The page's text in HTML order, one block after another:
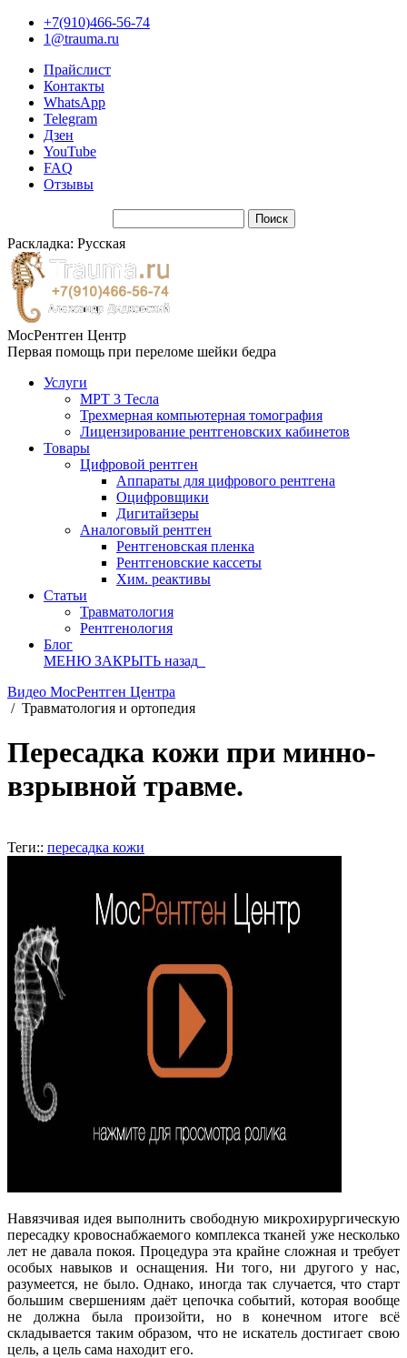
+7(910)466-56-74
1@trauma.ru
Прайслист
Контакты
WhatsApp
Telegram
Дзен
YouTube
FAQ
Отзывы
Раскладка: Русская
МосРентген Центр
Первая помощь при переломе шейки бедра
Услуги
МРТ 3 Тесла
Трехмерная компьютерная томография
Лицензирование рентгеновских кабинетов
Товары
Цифровой рентген
Аппараты для цифрового рентгена
Оцифровщики
Дигитайзеры
Аналоговый рентген
Рентгеновская пленка
Рентгеновские кассеты
Хим. реактивы
Статьи
Травматология
Рентгенология
Блог
МЕНЮ ЗАКРЫТЬ назад
Видео МосРентген Центра
/ Травматология и ортопедия
Пересадка кожи при минно-
взрывной травме.
Теги:: пересадка кожи
Навязчивая идея выполнить свободную микрохирургическую
пересадку кровоснабжаемого комплекса тканей уже несколько
лет не давала покоя. Процедура эта крайне сложная и требует
особых навыков и оснащения. Ни того, ни другого у нас,
разумеется, не было. Однако, иногда так случается, что старт
большим свершениям даёт цепочка событий, которая вообще
не должна была произойти, но в конечном итоге всё
складывается таким образом, что не искатель достигает свою
цель, а цель сама находит его.